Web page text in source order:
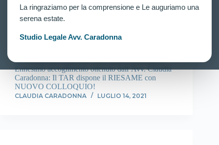
La ringraziamo per la comprensione e Le auguriamo una
serena estate.
Studio Legale Avv. Caradonna
CANDIDATO ESCLUSO AGLI
ACCERTAMENTI ATTITUDINALI (ARTICOLO
CARABINIERI.
attitudinali del Concorso 3581 allievi carabinieri.
Ennesimo accoglimento ottenuto dall’Avv. Claudia
Caradonna: Il TAR dispone il RIESAME con
NUOVO COLLOQUIO!
CLAUDIA CARADONNA LUGLIO 14, 2021